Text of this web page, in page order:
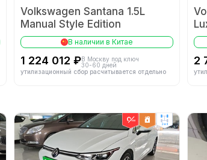
Volkswagen Santana 1.5L
Manual Style Edition
В наличии в Китае
1 224 012 ₽В Москву под ключ
30-60 дней
утилизационный сбор расчитывается отдельно
2
2wd